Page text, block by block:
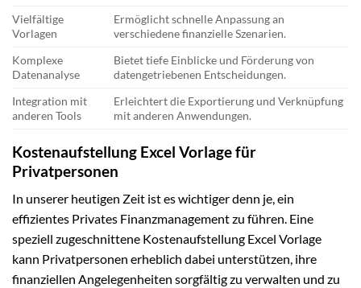
Vielfältige
Vorlagen
Ermöglicht schnelle Anpassung an
verschiedene finanzielle Szenarien.
Komplexe
Datenanalyse
Bietet tiefe Einblicke und Förderung von
datengetriebenen Entscheidungen.
Integration mit
anderen Tools
Erleichtert die Exportierung und Verknüpfung
mit anderen Anwendungen.
Kostenaufstellung Excel Vorlage für
Privatpersonen
In unserer heutigen Zeit ist es wichtiger denn je, ein
effizientes Privates Finanzmanagement zu führen. Eine
speziell zugeschnittene Kostenaufstellung Excel Vorlage
kann Privatpersonen erheblich dabei unterstützen, ihre
finanziellen Angelegenheiten sorgfältig zu verwalten und zu